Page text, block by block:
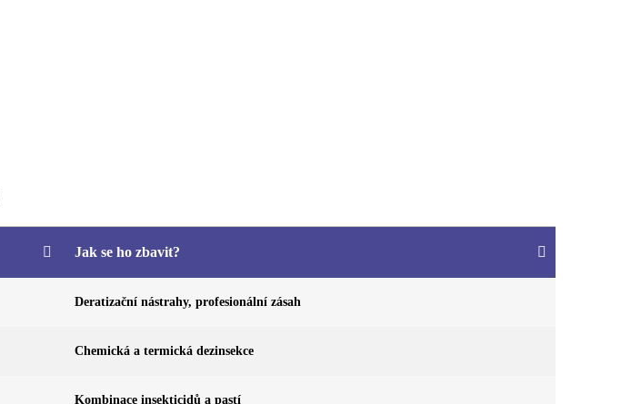
Jak se ho zbavit?
Deratizační nástrahy, profesionální zásah
Chemická a termická dezinsekce
Kombinace insekticidů a pastí